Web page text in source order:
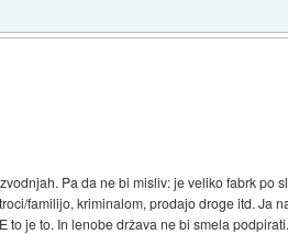
Pa da ne bi misliv: je veliko fabrk po
familijo, kriminalom, prodajo droge itd. Ja
je to. In lenobe država ne bi smela